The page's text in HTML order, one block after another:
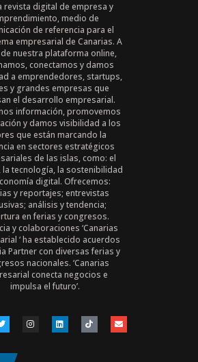
revista digital de empresa y
medio de
de referencia para el
empresarial de Canarias. A
nuestra plataforma online,
conectamos y damos
a emprendedores, startups,
y grandes empresas que
el desarrollo empresarial.
información, promovemos
y damos visibilidad a los
que están marcando la
en sectores estratégicos
de las islas, como: el
tecnología, la sostenibilidad
digital. Ofrecemos:
y reportajes; entrevistas
análisis y tendencia;
en ferias y congresos.
y colaboraciones ‘Canarias
‘ ha establecido acuerdos
Partner con diversas ferias y
nacionales. ‘Canarias
conecta negocios e
impulsa el futuro’.